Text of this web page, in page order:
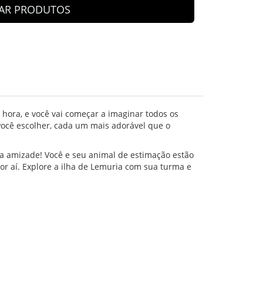
PRODUTOS
e você vai começar a imaginar todos os
escolher, cada um mais adorável que o
Você e seu animal de estimação estão
aí. Explore a ilha de Lemuria com sua turma e